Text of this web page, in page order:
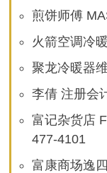
煎饼师傅
火箭空调冷
聚龙冷暖器
李倩 注册会
富记杂货店
477-4101
富康商场逸